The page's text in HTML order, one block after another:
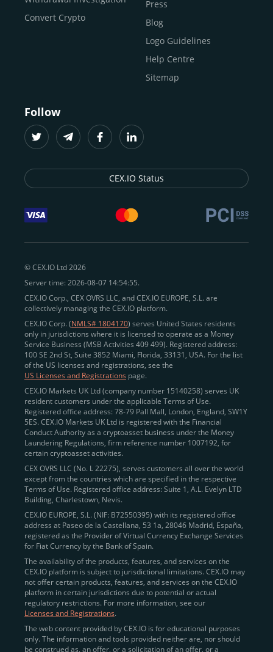
Convert Crypto
Press
Blog
Logo Guidelines
Help Centre
Sitemap
Follow
CEX.IO Status
© CEX.IO Ltd 2026
Server time: 2026-08-07 14:54:55.
CEX.IO Corp., CEX OVRS LLC, and CEX.IO EUROPE, S.L. are
collectively managing the CEX.IO platform.
CEX.IO Corp. (NMLS# 1804170) serves United States residents
only in jurisdictions where it is licensed to operate as a Money
Service Business (MSB Activities 409 499). Registered address:
100 SE 2nd St, Suite 3852 Miami, Florida, 33131, USA. For the list
of the US licenses and registrations, see the
US Licenses and Registrations page.
CEX.IO Markets UK Ltd (company number 15140258) serves UK
resident customers under the applicable Terms of Use.
Registered office address: 78-79 Pall Mall, London, England, SW1Y
5ES. CEX.IO Markets UK Ltd is registered with the Financial
Conduct Authority as a cryptoasset business under the Money
Laundering Regulations, firm reference number 1007192, for
certain cryptoasset activities.
CEX OVRS LLC (No. L 22275), serves customers all over the world
except from the countries which are specified in the respective
Terms of Use. Registered office address: Suite 1, A.L. Evelyn LTD
Building, Charlestown, Nevis.
CEX.IO EUROPE, S.L. (NIF: B72550395) with its registered office
address at Paseo de la Castellana, 53 1a, 28046 Madrid, España,
registered as the Provider of Virtual Currency Exchange Services
for Fiat Currency by the Bank of Spain.
The availability of the products, features, and services on the
CEX.IO platform is subject to jurisdictional limitations. CEX.IO may
not offer certain products, features, and services on the CEX.IO
platform in certain jurisdictions due to potential or actual
regulatory restrictions. For more information, see our
Licenses and Registrations.
The web content provided by CEX.IO is for educational purposes
only. The information and tools provided neither are, nor should
be construed as, an offer, or a solicitation of an offer, or a